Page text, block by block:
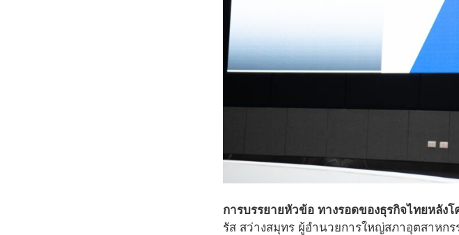
การบรรยายหัวข้อ ทางรอดของธุรกิจไทยหลังโ
รัส สว่างสมุทร ผู้อํานวยการใหญ่สภาอุตสาหกร